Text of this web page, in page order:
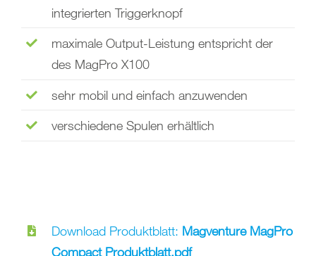
integrierten Triggerknopf
maximale Output-Leistung entspricht der
des MagPro X100
sehr mobil und einfach anzuwenden
verschiedene Spulen erhältlich
Download Produktblatt: Magventure MagPro
Compact Produktblatt.pdf